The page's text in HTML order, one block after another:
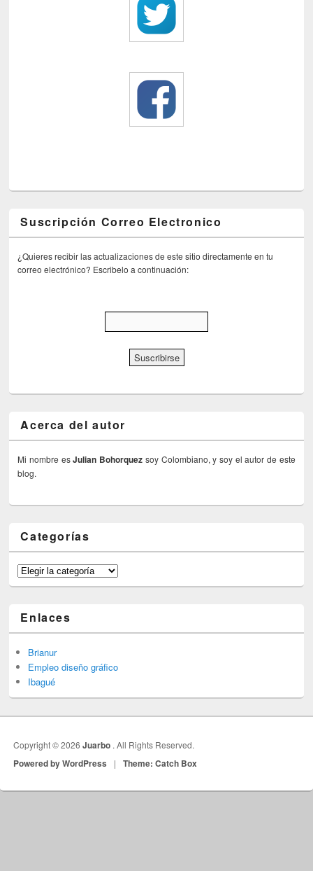
Suscripción Correo Electronico
¿Quieres recibir las actualizaciones de este sitio directamente en tu
correo electrónico? Escribelo a continuación:
Acerca del autor
Mi nombre esJulian Bohorquez soy Colombiano, y soy el autor de este
blog.
Categorías
Categorías
Enlaces
Brianur
Empleo diseño gráfico
Ibagué
Copyright © 2026Juarbo . All Rights Reserved.
Powered by WordPress | Theme: Catch Box